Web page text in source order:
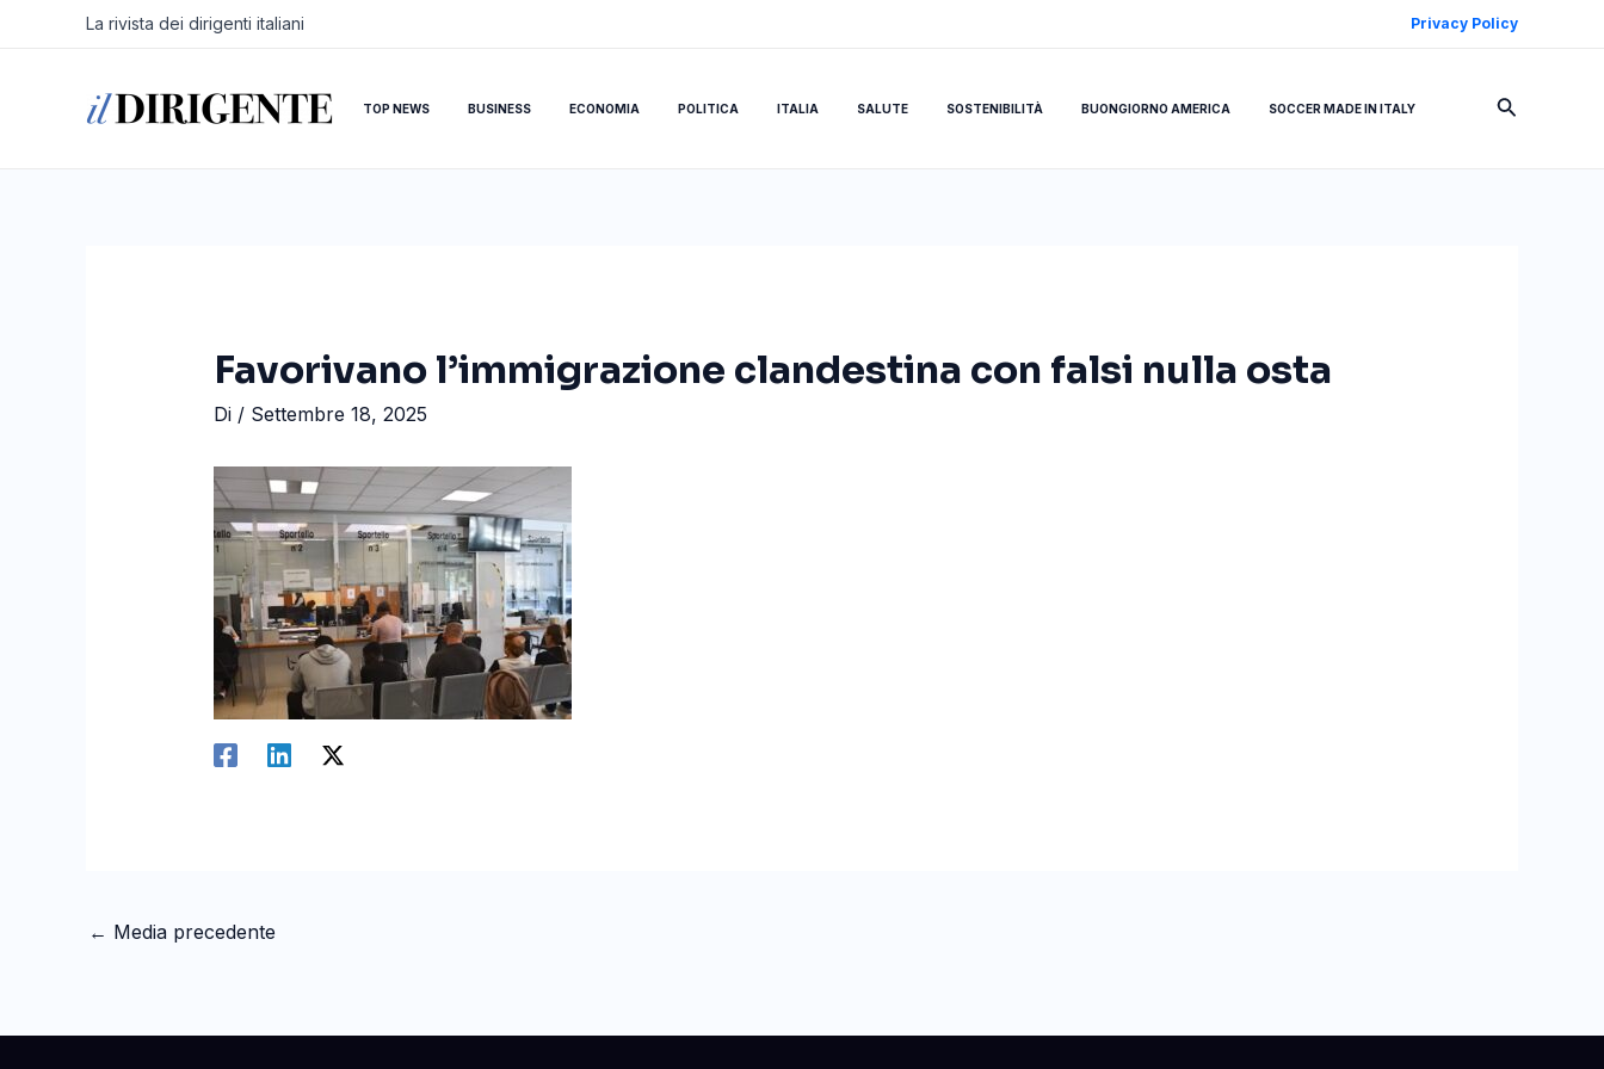
La rivista dei dirigenti italiani Privacy Policy
TOP NEWS BUSINESS ECONOMIA POLITICA ITALIA SALUTE SOSTENIBILITÀ BUONGIORNO AMERICA SOCCER MADE IN ITALY Cerca
Favorivano l’immigrazione clandestina con falsi nulla osta
Di / Settembre 18, 2025
Navigazione
← Media precedente